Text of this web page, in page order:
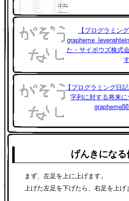
【プログラミン
た・サイボウズ株式
す
【プログラミング日
字列に対する将来
grapheme
げんきになる
まず、左足を上に上げます。
上げた左足を下げたら、右足を上げ